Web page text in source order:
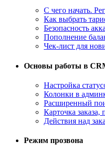
С чего начать.
Как выбрать
Безопасность
Пополнение
Чек-лист для
Основы работы в
Настройка
Колонки в
Расширенный
Карточка заказа,
Действия над
Режим прозвона